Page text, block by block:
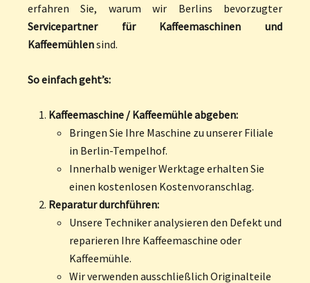
erfahren Sie, warum wir Berlins bevorzugter
Servicepartner für Kaffeemaschinen und
Kaffeemühlensind.
So einfach geht’s:
Kaffeemaschine / Kaffeemühle abgeben:
Bringen Sie Ihre Maschine zu unserer Filiale
in Berlin-Tempelhof.
Innerhalb weniger Werktage erhalten Sie
einen kostenlosen Kostenvoranschlag.
Reparatur durchführen:
Unsere Techniker analysieren den Defekt und
reparieren Ihre Kaffeemaschine oder
Kaffeemühle.
Wir verwenden ausschließlich Originalteile